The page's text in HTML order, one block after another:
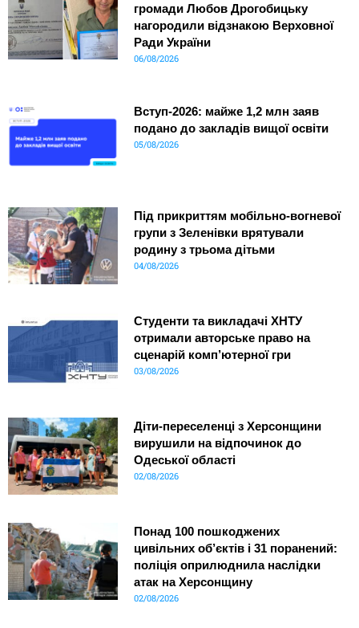
громади Любов Дрогобицьку
нагородили відзнакою Верховної
Ради України
06/08/2026
Вступ-2026: майже 1,2 млн заяв
подано до закладів вищої освіти
05/08/2026
Під прикриттям мобільно-вогневої
групи з Зеленівки врятували
родину з трьома дітьми
04/08/2026
Студенти та викладачі ХНТУ
отримали авторське право на
сценарій комп’ютерної гри
03/08/2026
Діти-переселенці з Херсонщини
вирушили на відпочинок до
Одеської області
02/08/2026
Понад 100 пошкоджених
цивільних об’єктів і 31 поранений:
поліція оприлюднила наслідки
атак на Херсонщину
02/08/2026